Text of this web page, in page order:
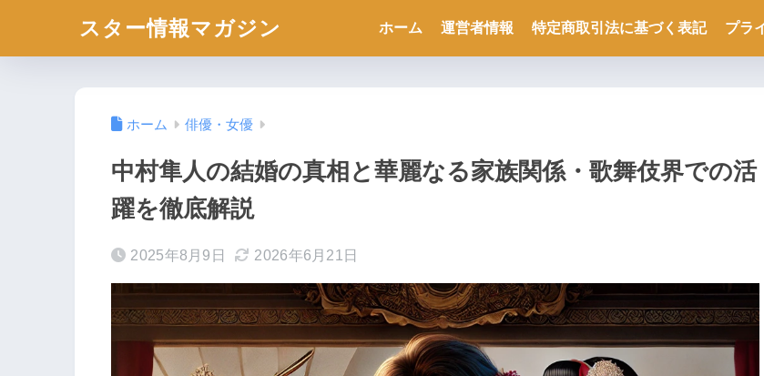
スター情報マガジン ホーム 運営者情報 特定商取引法に基づく表記 プラ
ホーム 俳優・女優
中村隼人の結婚の真相と華麗なる家族関係・歌舞伎界での活
躍を徹底解説
2025年8月9日 2026年6月21日